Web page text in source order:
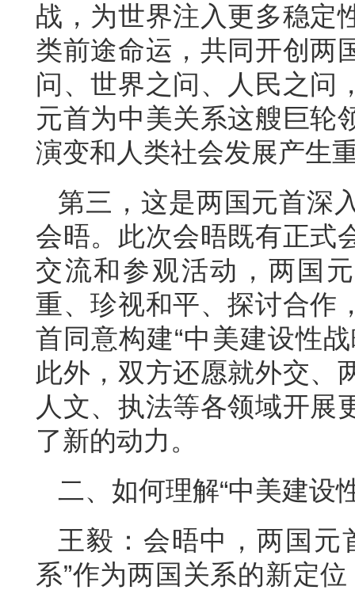
战，为世界注入更多稳定
类前途命运，共同开创两
问、世界之问、人民之问
元首为中美关系这艘巨轮
演变和人类社会发展产生
第三，这是两国元首深
会晤。此次会晤既有正式
交流和参观活动，两国
重、珍视和平、探讨合作
首同意构建“中美建设性
此外，双方还愿就外交、
人文、执法等各领域开展
了新的动力。
二、如何理解“中美建设
王毅：会晤中，两国元
系”作为两国关系的新定